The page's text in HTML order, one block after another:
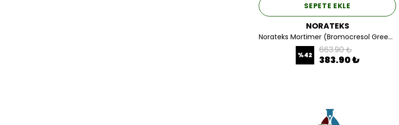
SEPETE EKLE
NORATEKS
Norateks Mortimer (Bromocresol Green-Metil Red)(Misch İndikator 4.5) 100 ML.
%42 663.90 ₺
383.90 ₺